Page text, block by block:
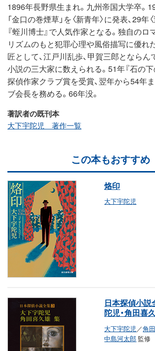
1896年長野県生まれ。九州帝国大学卒。
「金口の巻煙草」を〈新青年〉に発表、29年
『蛭川博士』で人気作家となる。独自のロ
リズムのもと犯罪心理や風俗描写に優れ
匠として、江戸川乱歩、甲賀三郎となら
小説の三大家に数えられる。51年『石の
探偵作家クラブ賞を受賞、翌年から54年
ブ会長を務める。66年没。
著訳者の既刊本
大下宇陀児 著作一覧
この本もおすすめ
烙印
大下宇陀児
日本探偵小説
陀児・角田喜
大下宇陀児／角
中島河太郎 監修